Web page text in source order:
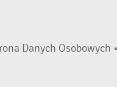
Danych Osobowych •